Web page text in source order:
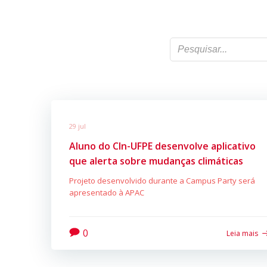
29 jul
Aluno do CIn-UFPE desenvolve aplicativo
que alerta sobre mudanças climáticas
Projeto desenvolvido durante a Campus Party será
apresentado à APAC
0 Leia mais